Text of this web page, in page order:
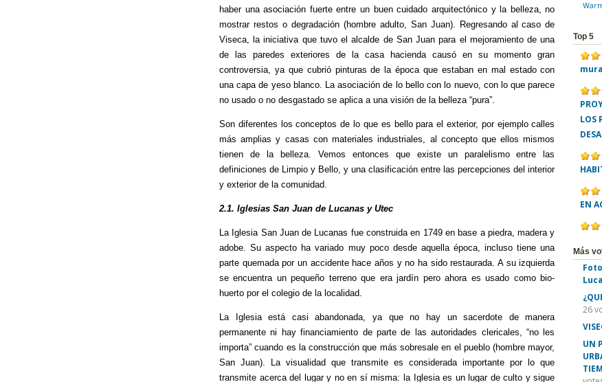
haber una asociación fuerte entre un buen cuidado arquitectónico y la belleza, no
mostrar restos o degradación (hombre adulto, San Juan). Regresando al caso de
Viseca, la iniciativa que tuvo el alcalde de San Juan para el mejoramiento de una
de las paredes exteriores de la casa hacienda causó en su momento gran
controversia, ya que cubrió pinturas de la época que estaban en mal estado con
una capa de yeso blanco. La asociación de lo bello con lo nuevo, con lo que parece
no usado o no desgastado se aplica a una visión de la belleza “pura”.
Son diferentes los conceptos de lo que es bello para el exterior, por ejemplo calles
más amplias y casas con materiales industriales, al concepto que ellos mismos
tienen de la belleza. Vemos entonces que existe un paralelismo entre las
definiciones de Limpio y Bello, y una clasificación entre las percepciones del interior
y exterior de la comunidad.
2.1. Iglesias San Juan de Lucanas y Utec
La Iglesia San Juan de Lucanas fue construida en 1749 en base a piedra, madera y
adobe. Su aspecto ha variado muy poco desde aquella época, incluso tiene una
parte quemada por un accidente hace años y no ha sido restaurada. A su izquierda
se encuentra un pequeño terreno que era jardín pero ahora es usado como bio-
huerto por el colegio de la localidad.
La Iglesia está casi abandonada, ya que no hay un sacerdote de manera
permanente ni hay financiamiento de parte de las autoridades clericales, “no les
importa” cuando es la construcción que más sobresale en el pueblo (hombre mayor,
San Juan). La visualidad que transmite es considerada importante por lo que
transmite acerca del lugar y no en sí misma: la Iglesia es un lugar de culto y sigue
Top 5
LOS
EN
Más
26
UN